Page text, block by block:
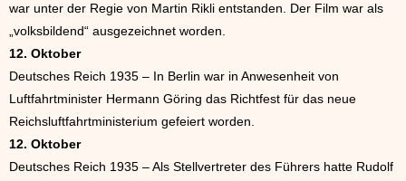
war unter der Regie von Martin Rikli entstanden. Der Film war als
„volksbildend“ ausgezeichnet worden.
12. Oktober
Deutsches Reich 1935 – In Berlin war in Anwesenheit von
Luftfahrtminister Hermann Göring das Richtfest für das neue
Reichsluftfahrtministerium gefeiert worden.
12. Oktober
Deutsches Reich 1935 – Als Stellvertreter des Führers hatte Rudolf